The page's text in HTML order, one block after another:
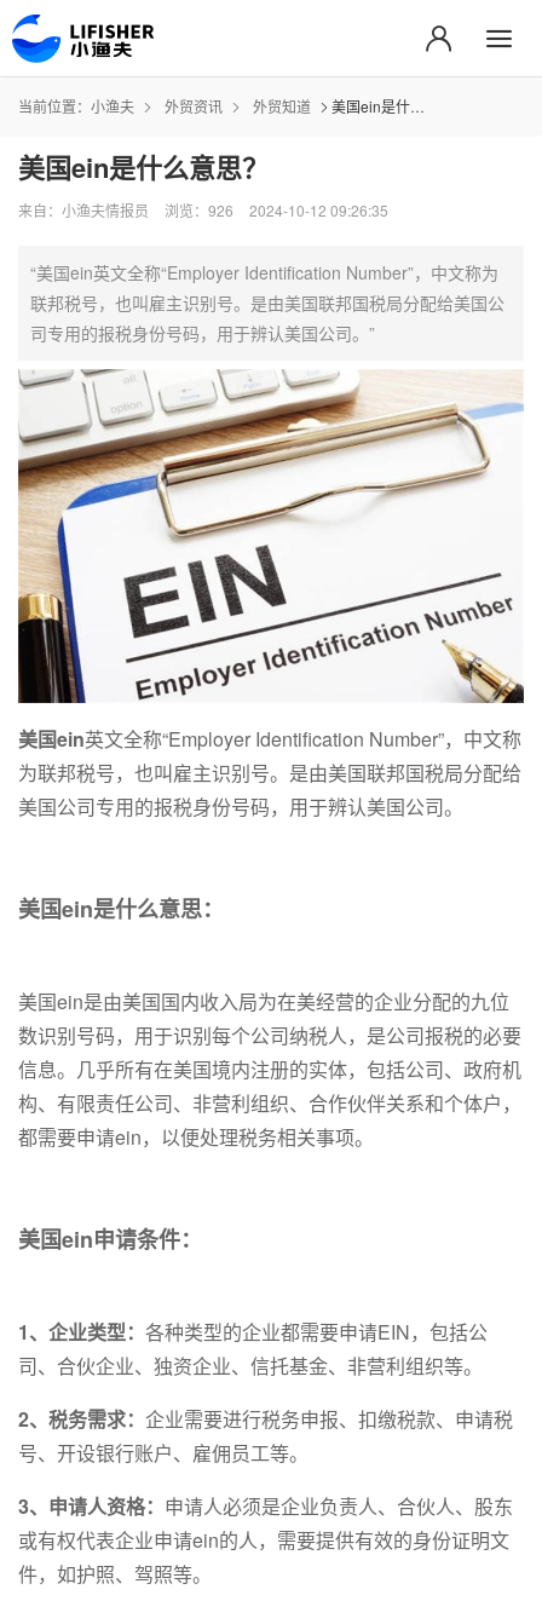
当前位置： 小渔夫 外贸资讯 外贸知道 美国ein是什么意思？
美国ein是什么意思？
来自：小渔夫情报员 浏览：926 2024-10-12 09:26:35
“美国ein英文全称“Employer Identification Number”，中文称为
联邦税号，也叫雇主识别号。是由美国联邦国税局分配给美国公
司专用的报税身份号码，用于辨认美国公司。”
美国ein英文全称“Employer Identification Number”，中文称
为联邦税号，也叫雇主识别号。是由美国联邦国税局分配给
美国公司专用的报税身份号码，用于辨认美国公司。
美国ein是什么意思：
美国ein是由美国国内收入局为在美经营的企业分配的九位
数识别号码，用于识别每个公司纳税人，是公司报税的必要
信息。几乎所有在美国境内注册的实体，包括公司、政府机
构、有限责任公司、非营利组织、合作伙伴关系和个体户，
都需要申请ein，以便处理税务相关事项。
美国ein申请条件：
1、企业类型： 各种类型的企业都需要申请EIN，包括公
司、合伙企业、独资企业、信托基金、非营利组织等。
2、税务需求： 企业需要进行税务申报、扣缴税款、申请税
号、开设银行账户、雇佣员工等。
3、申请人资格： 申请人必须是企业负责人、合伙人、股东
或有权代表企业申请ein的人，需要提供有效的身份证明文
件，如护照、驾照等。